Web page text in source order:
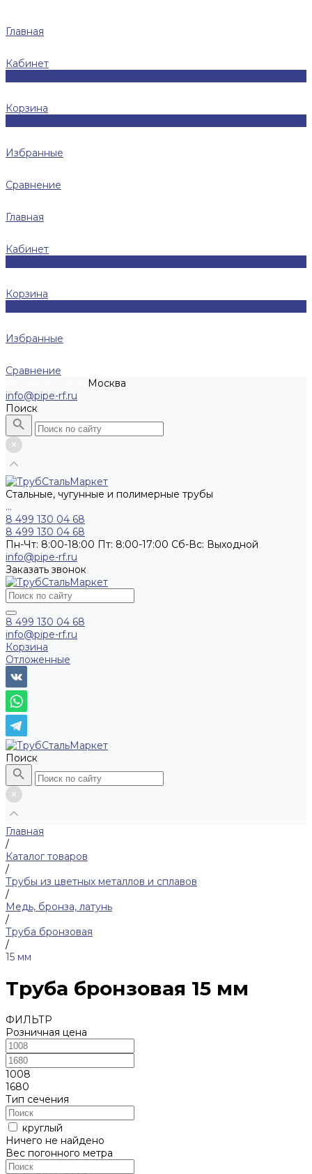
Главная
Кабинет
Корзина
Избранные
Сравнение
Главная
Кабинет
Корзина
Избранные
Сравнение
Москва
info@pipe-rf.ru
Поиск
Стальные, чугунные и полимерные трубы
...
8 499 130 04 68
8 499 130 04 68
Пн-Чт: 8:00-18:00 Пт: 8:00-17:00 Сб-Вс: Выходной
info@pipe-rf.ru
Заказать звонок
8 499 130 04 68
info@pipe-rf.ru
Корзина
Отложенные
Поиск
Главная
/
Каталог товаров
/
Трубы из цветных металлов и сплавов
/
Медь, бронза, латунь
/
Труба бронзовая
/
15 мм
Труба бронзовая 15 мм
ФИЛЬТР
Розничная цена
1008
1680
Тип сечения
круглый
Ничего не найдено
Вес погонного метра